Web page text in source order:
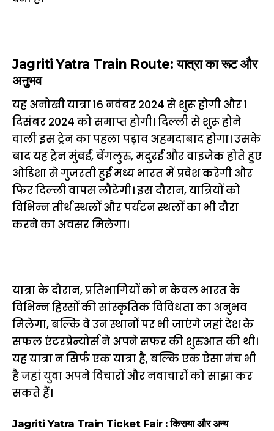
Jagriti Yatra Train Route: यात्रा का रूट और
अनुभव
यह अनोखी यात्रा 16 नवंबर 2024 से शुरू होगी और 1
दिसंबर 2024 को समाप्त होगी। दिल्ली से शुरू होने
वाली इस ट्रेन का पहला पड़ाव अहमदाबाद होगा। उसके
बाद यह ट्रेन मुंबई, बेंगलुरु, मदुरई और वाइजेक होते हुए
ओडिशा से गुजरती हुई मध्य भारत में प्रवेश करेगी और
फिर दिल्ली वापस लौटेगी। इस दौरान, यात्रियों को
विभिन्न तीर्थ स्थलों और पर्यटन स्थलों का भी दौरा
करने का अवसर मिलेगा।
यात्रा के दौरान, प्रतिभागियों को न केवल भारत के
विभिन्न हिस्सों की सांस्कृतिक विविधता का अनुभव
मिलेगा, बल्कि वे उन स्थानों पर भी जाएंगे जहां देश के
सफल एंटरप्रेन्योर्स ने अपने सफर की शुरुआत की थी।
यह यात्रा न सिर्फ एक यात्रा है, बल्कि एक ऐसा मंच भी
है जहां युवा अपने विचारों और नवाचारों को साझा कर
सकते हैं।
Jagriti Yatra Train Ticket Fair : किराया और अन्य